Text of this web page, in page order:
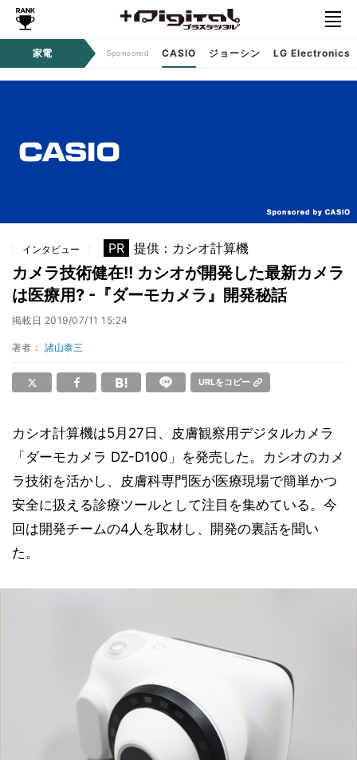
家電
タルコンテンツ Sponsored CASIO ジョーシン LG Electronics
インタビュー PR 提供：カシオ計算機
カメラ技術健在!! カシオが開発した最新カメラ
は医療用? -『ダーモカメラ』開発秘話
掲載日 2019/07/11 15:24
著者： 諸山泰三
URLをコピー
カシオ計算機は5月27日、皮膚観察用デジタルカメラ
「ダーモカメラ DZ-D100」を発売した。カシオのカメ
ラ技術を活かし、皮膚科専門医が医療現場で簡単かつ
安全に扱える診療ツールとして注目を集めている。今
回は開発チームの4人を取材し、開発の裏話を聞い
た。